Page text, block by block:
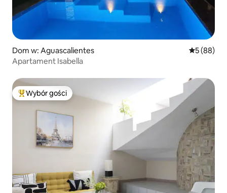
Dom w: Aguascalientes Średnia
5 (88)
Apartament Isabella
Najpopularniejsze z kategorii Wybór gości
Wybór gości